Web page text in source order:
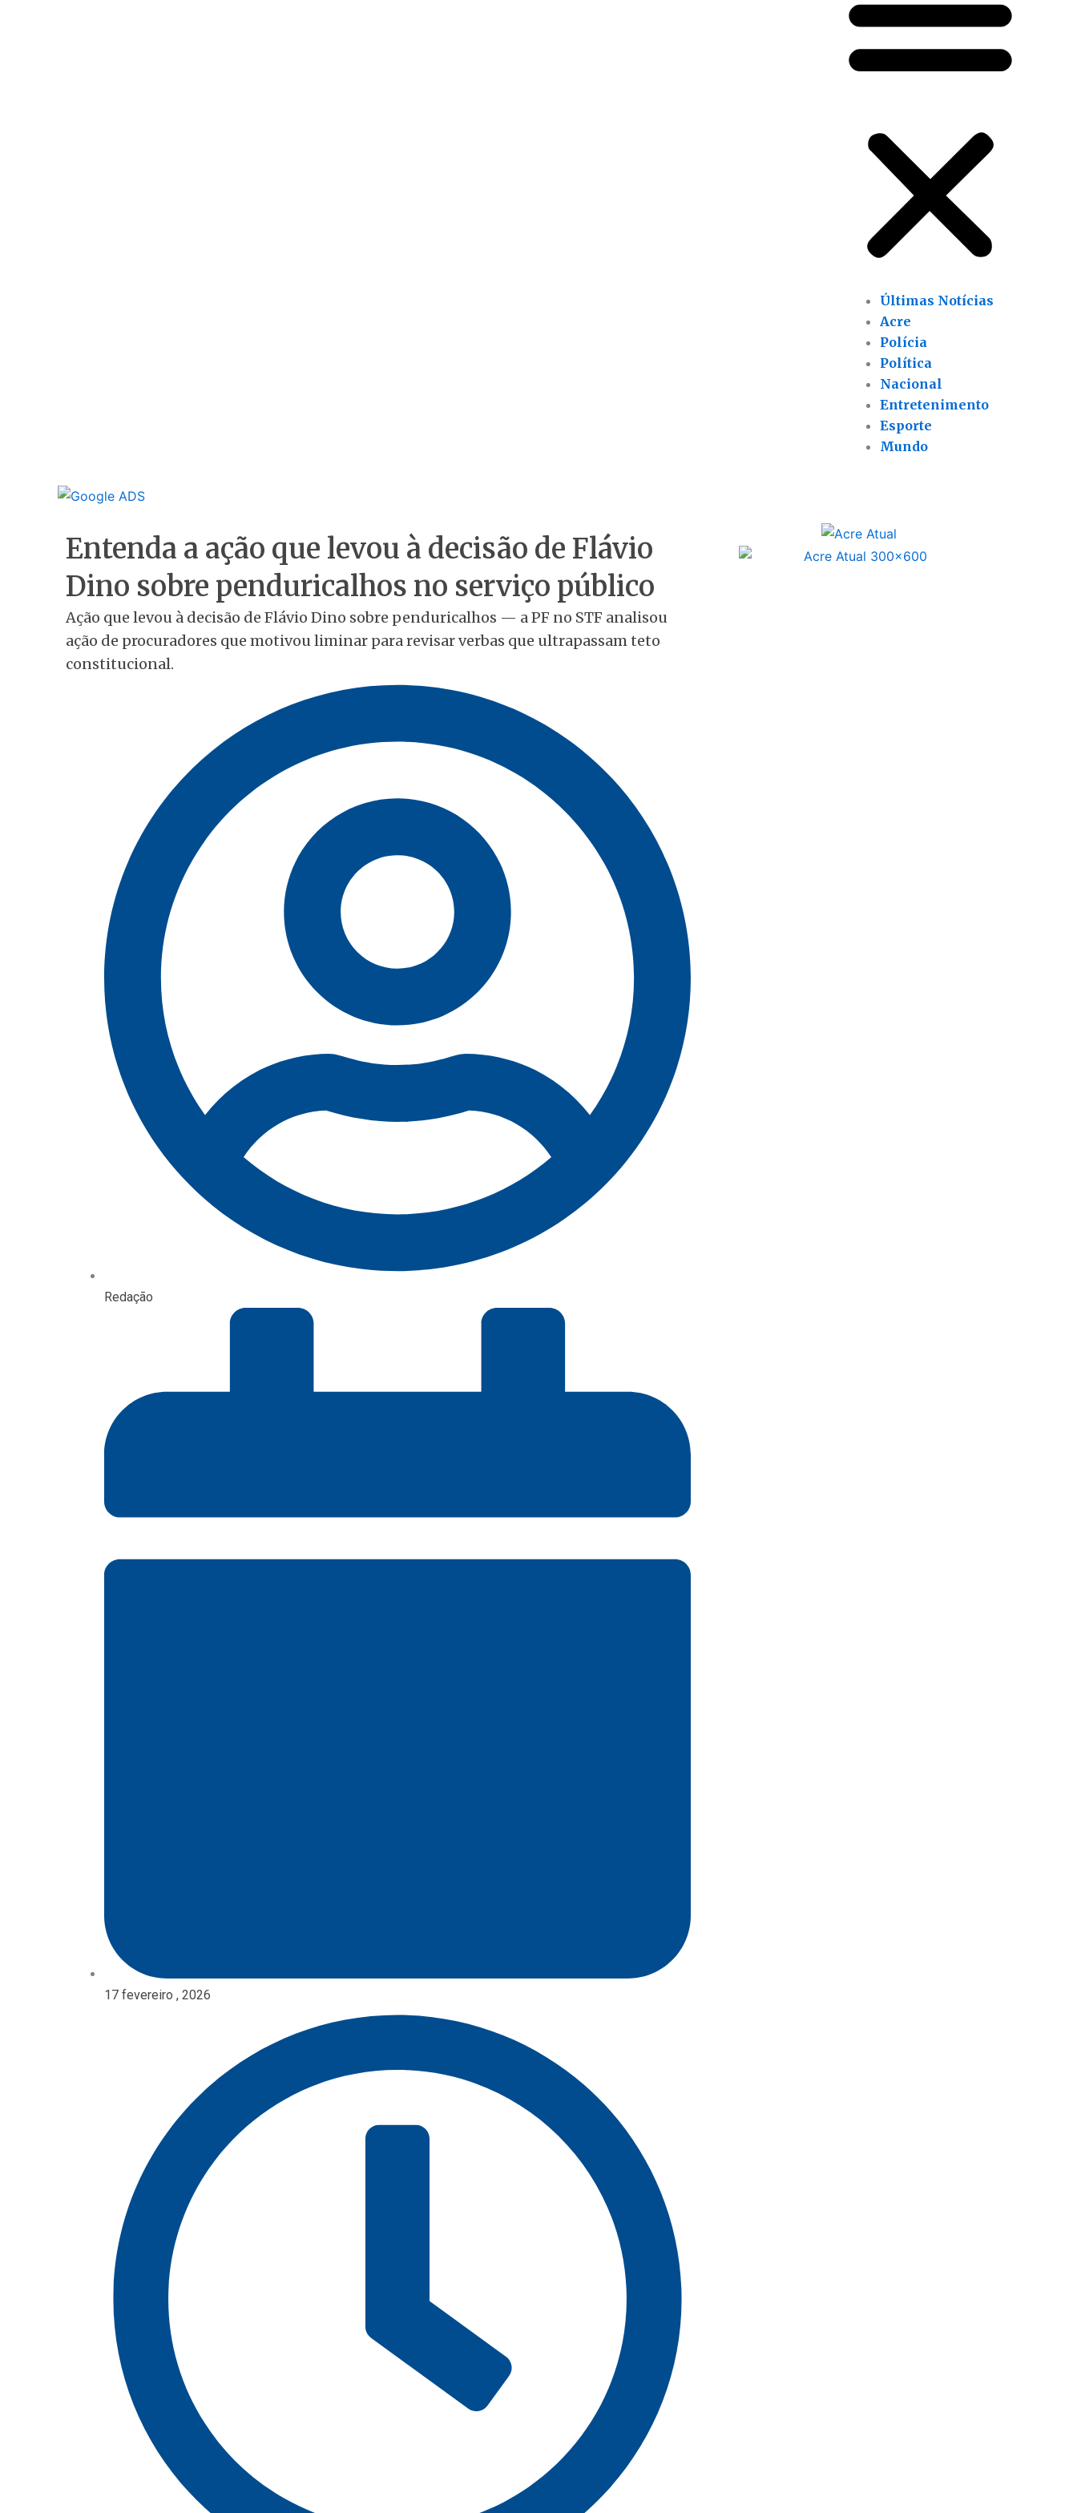
Últimas Notícias
Acre
Polícia
Política
Nacional
Entretenimento
Esporte
Mundo
Entenda a ação que levou à decisão de Flávio
Dino sobre penduricalhos no serviço público
Ação que levou à decisão de Flávio Dino sobre penduricalhos — a PF no STF analisou
ação de procuradores que motivou liminar para revisar verbas que ultrapassam teto
constitucional.
Redação
17 fevereiro , 2026